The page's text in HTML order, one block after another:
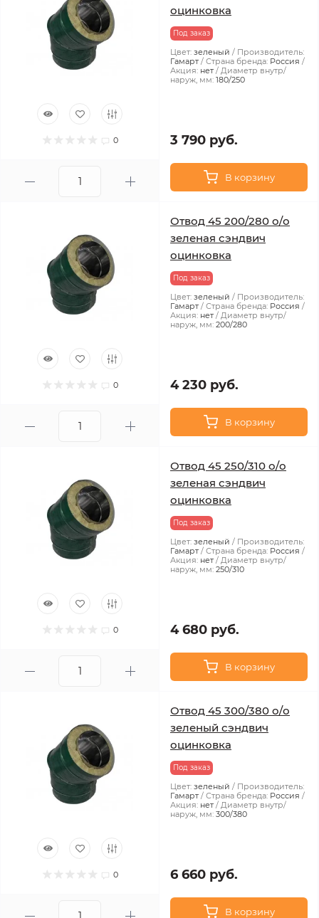
0
оцинковка
Под заказ
Цвет: зеленый
Производитель:
Гамарт
Страна бренда: Россия
Акция: нет
Диаметр внутр/
наруж, мм: 180/250
3 790 руб.
В корзину
0
Отвод 45 200/280 о/о
зеленая сэндвич
оцинковка
Под заказ
Цвет: зеленый
Производитель:
Гамарт
Страна бренда: Россия
Акция: нет
Диаметр внутр/
наруж, мм: 200/280
4 230 руб.
В корзину
0
Отвод 45 250/310 о/о
зеленая сэндвич
оцинковка
Под заказ
Цвет: зеленый
Производитель:
Гамарт
Страна бренда: Россия
Акция: нет
Диаметр внутр/
наруж, мм: 250/310
4 680 руб.
В корзину
0
Отвод 45 300/380 о/о
зеленый сэндвич
оцинковка
Под заказ
Цвет: зеленый
Производитель:
Гамарт
Страна бренда: Россия
Акция: нет
Диаметр внутр/
наруж, мм: 300/380
6 660 руб.
В корзину